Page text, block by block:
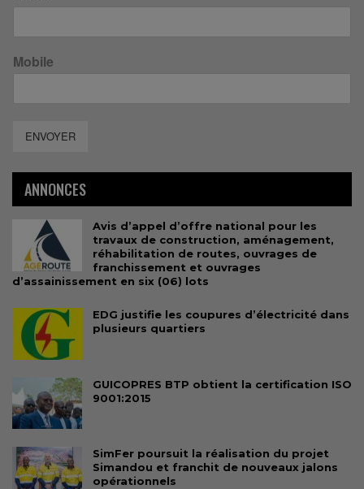
Mobile
ENVOYER
ANNONCES
Avis d’appel d’offre national pour les
travaux de construction, aménagement,
réhabilitation de routes, ouvrages de
franchissement et ouvrages
d’assainissement en six (06) lots
EDG justifie les coupures d’électricité dans
plusieurs quartiers
GUICOPRES BTP obtient la certification ISO
9001:2015
SimFer poursuit la réalisation du projet
Simandou et franchit de nouveaux jalons
opérationnels